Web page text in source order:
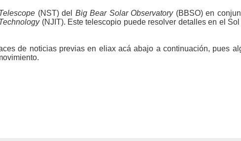
(NST) del Big Bear Solar Observatory(BBSO) en
(NJIT). Este telescopio puede resolver detalles en el Sol
de noticias previas en eliax acá abajo a continuación, pues